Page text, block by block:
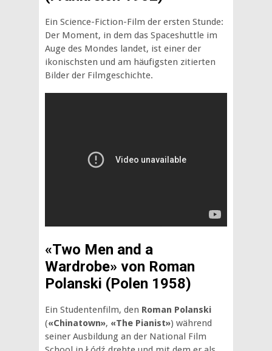
Ein Science-Fiction-Film der ersten Stunde:
Der Moment, in dem das Spaceshuttle im
Auge des Mondes landet, ist einer der
ikonischsten und am häufigsten zitierten
Bilder der Filmgeschichte.
«Two Men and a
Wardrobe» von Roman
Polanski (Polen 1958)
Ein Studentenfilm, den Roman Polanski
(«Chinatown», «The Pianist») während
seiner Ausbildung an der National Film